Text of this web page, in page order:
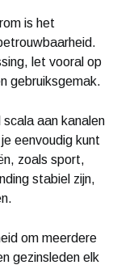
is het
let vooral op
gebruiksgemak.
aan kanalen
eenvoudig kunt
zoals sport,
stabiel zijn,
om meerdere
gezinsleden elk